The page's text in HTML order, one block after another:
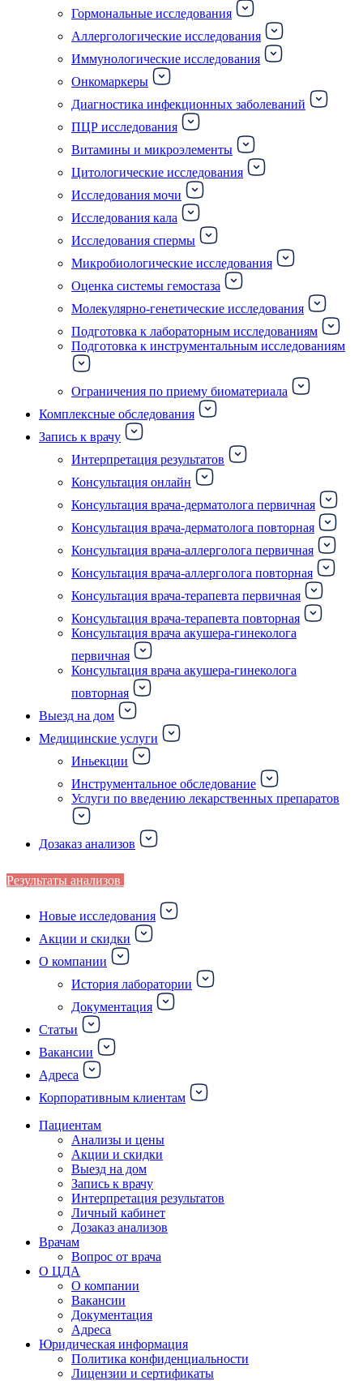
Гормональные исследования
Аллергологические исследования
Иммунологические исследования
Онкомаркеры
Диагностика инфекционных заболеваний
ПЦР исследования
Витамины и микроэлементы
Цитологические исследования
Исследования мочи
Исследования кала
Исследования спермы
Микробиологические исследования
Оценка системы гемостаза
Молекулярно-генетические исследования
Подготовка к лабораторным исследованиям
Подготовка к инструментальным исследованиям
Ограничения по приему биоматериала
Комплексные обследования
Запись к врачу
Интерпретация результатов
Консультация онлайн
Консультация врача-дерматолога первичная
Консультация врача-дерматолога повторная
Консультация врача-аллерголога первичная
Консультация врача-аллерголога повторная
Консультация врача-терапевта первичная
Консультация врача-терапевта повторная
Консультация врача акушера-гинеколога
первичная
Консультация врача акушера-гинеколога
повторная
Выезд на дом
Медицинские услуги
Иньекции
Инструментальное обследование
Услуги по введению лекарственных препаратов
Дозаказ анализов
Результаты анализов
Новые исследования
Акции и скидки
О компании
История лаборатории
Документация
Статьи
Вакансии
Адреса
Корпоративным клиентам
Пациентам
Анализы и цены
Акции и скидки
Выезд на дом
Запись к врачу
Интерпретация результатов
Личный кабинет
Дозаказ анализов
Врачам
Вопрос от врача
О ЦДА
О компании
Вакансии
Документация
Адреса
Юридическая информация
Политика конфиденциальности
Лицензии и сертификаты